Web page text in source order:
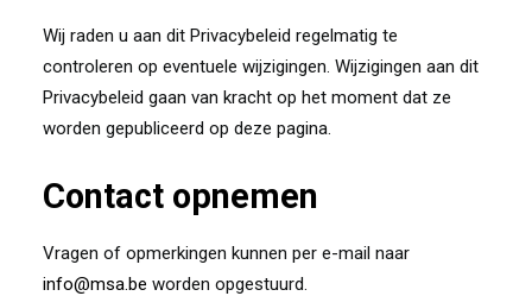
Wij raden u aan dit Privacybeleid regelmatig te
controleren op eventuele wijzigingen. Wijzigingen aan dit
Privacybeleid gaan van kracht op het moment dat ze
worden gepubliceerd op deze pagina.
Contact opnemen
Vragen of opmerkingen kunnen per e-mail naar
info@msa.be worden opgestuurd.